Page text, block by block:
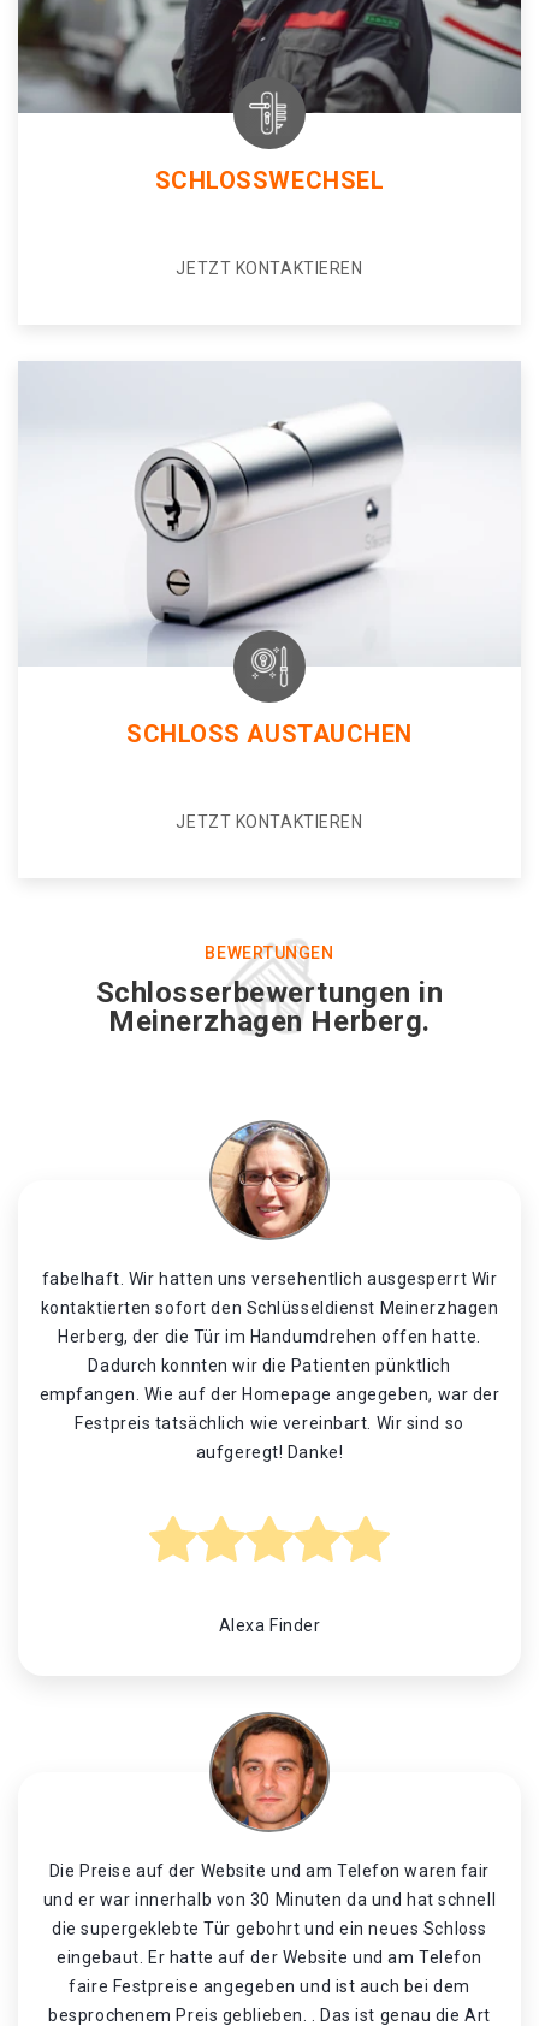
SCHLOSSWECHSEL
JETZT KONTAKTIEREN
SCHLOSS AUSTAUCHEN
JETZT KONTAKTIEREN
BEWERTUNGEN
Schlosserbewertungen in
Meinerzhagen Herberg.
fabelhaft. Wir hatten uns versehentlich ausgesperrt Wir
kontaktierten sofort den Schlüsseldienst Meinerzhagen
Herberg, der die Tür im Handumdrehen offen hatte.
Dadurch konnten wir die Patienten pünktlich
empfangen. Wie auf der Homepage angegeben, war der
Festpreis tatsächlich wie vereinbart. Wir sind so
aufgeregt! Danke!
Alexa Finder
Die Preise auf der Website und am Telefon waren fair
und er war innerhalb von 30 Minuten da und hat schnell
die supergeklebte Tür gebohrt und ein neues Schloss
eingebaut. Er hatte auf der Website und am Telefon
faire Festpreise angegeben und ist auch bei dem
besprochenem Preis geblieben. . Das ist genau die Art